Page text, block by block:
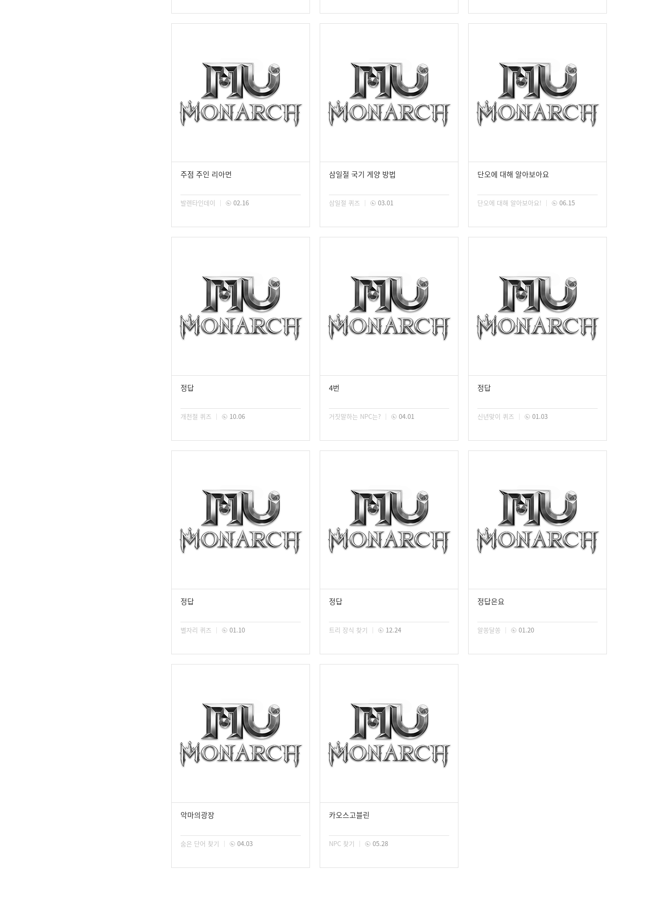
주점 주인 리아먼
발렌타인데이 02.16
삼일절 국기 게양 방법
삼일절 퀴즈 03.01
단오에 대해 알아보아요
단오에 대해 알아보아요! 06.15
정답
개천절 퀴즈 10.06
4번
거짓말하는 NPC는? 04.01
정답
신년맞이 퀴즈 01.03
정답
별자리 퀴즈 01.10
정답
트리 장식 찾기 12.24
정답은요
알쏭달쏭 01.20
악마의광장
숨은 단어 찾기 04.03
카오스고블린
NPC 찾기 05.28